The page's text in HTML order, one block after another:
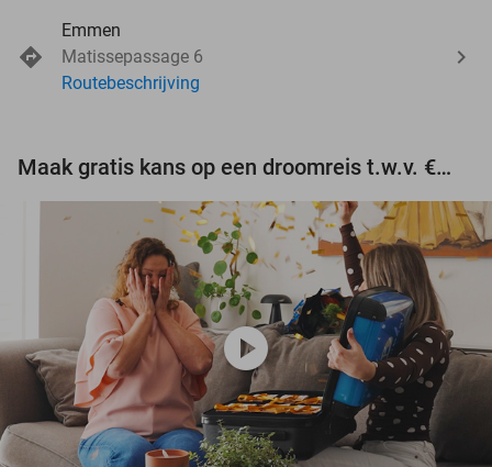
Emmen
Matissepassage 6
Routebeschrijving
Maak gratis kans op een droomreis t.w.v. €3.000!
play_circle